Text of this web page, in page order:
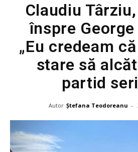
de
Claudiu
înspre
„Eu credeam
stare să
partid
Autor Ștefana Teodoreanu -